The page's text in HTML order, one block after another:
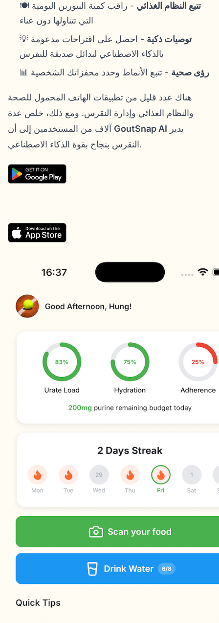
🍽️
تتبع النظام الغذائي - راقب كمية البيورين اليومية
التي تتناولها دون عناء
💡
توصيات ذكية - احصل على اقتراحات مدعومة
بالذكاء الاصطناعي لبدائل صديقة للنقرس
📊
رؤى صحية - تتبع الأنماط وحدد محفزاتك الشخصية
هناك عدد قليل من تطبيقات الهاتف المحمول للصحة
والنظام الغذائي وإدارة النقرس. ومع ذلك، خلص عدة
GoutSnap AI
النقرس بنجاح بقوة الذكاء الاصطناعي.